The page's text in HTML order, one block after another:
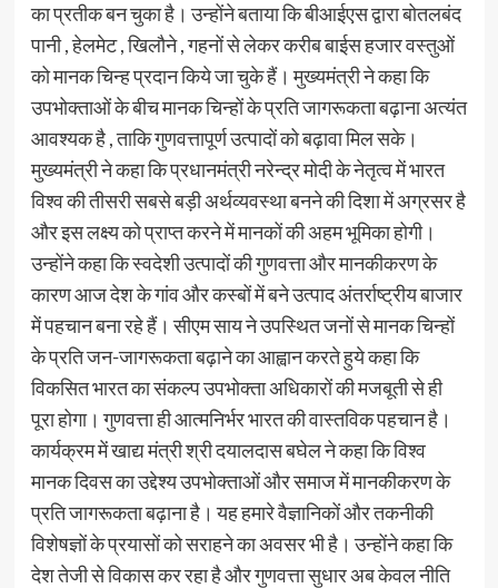
का प्रतीक बन चुका है।‌‌‌ उन्होंने बताया कि बीआईएस द्वारा बोतलबंद
पानी , हेलमेट , खिलौने , गहनों से लेकर करीब बाईस हजार वस्तुओं
को मानक चिन्ह प्रदान किये जा चुके हैं। मुख्यमंत्री ने कहा कि
उपभोक्ताओं के बीच मानक चिन्हों के प्रति जागरूकता बढ़ाना अत्यंत
आवश्यक है , ताकि गुणवत्तापूर्ण उत्पादों को बढ़ावा मिल सके।
मुख्यमंत्री ने कहा कि प्रधानमंत्री नरेन्द्र मोदी के नेतृत्व में भारत
विश्व की तीसरी सबसे बड़ी अर्थव्यवस्था बनने की दिशा में अग्रसर है
और इस लक्ष्य को प्राप्त करने में मानकों की अहम भूमिका होगी।
उन्होंने कहा कि स्वदेशी उत्पादों की गुणवत्ता और मानकीकरण के
कारण आज देश के गांव और कस्बों में बने उत्पाद अंतर्राष्ट्रीय बाजार
में पहचान बना रहे हैं। सीएम साय ने उपस्थित जनों से मानक चिन्हों
के प्रति जन-जागरूकता बढ़ाने का आह्वान करते हुये कहा कि
विकसित भारत का संकल्प उपभोक्ता अधिकारों की मजबूती से ही
पूरा होगा। गुणवत्ता ही आत्मनिर्भर भारत की वास्तविक पहचान है।
कार्यक्रम में खाद्य मंत्री श्री दयालदास बघेल ने कहा कि विश्व
मानक दिवस का उद्देश्य उपभोक्ताओं और समाज में मानकीकरण के
प्रति जागरूकता बढ़ाना है। यह हमारे वैज्ञानिकों और तकनीकी
विशेषज्ञों के प्रयासों को सराहने का अवसर भी है। उन्होंने कहा कि
देश तेजी से विकास कर रहा है और गुणवत्ता सुधार अब केवल नीति